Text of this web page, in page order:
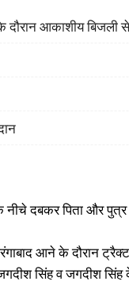
दौरान आकाशीय बिजली
दबकर पिता और
आने के दौरान
सिंह व जगदीश